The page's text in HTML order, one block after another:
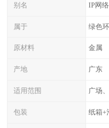
别名 IP网
属于 绿色
原材料 金属
产地 广东
适用范围 广场
包装 纸箱+